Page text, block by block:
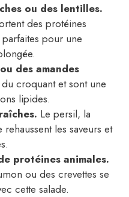
ou des lentilles.
des protéines
pour une
des amandes
croquant et sont une
lipides.
Le persil, la
les saveurs et
protéines animales.
ou des crevettes se
cette salade.